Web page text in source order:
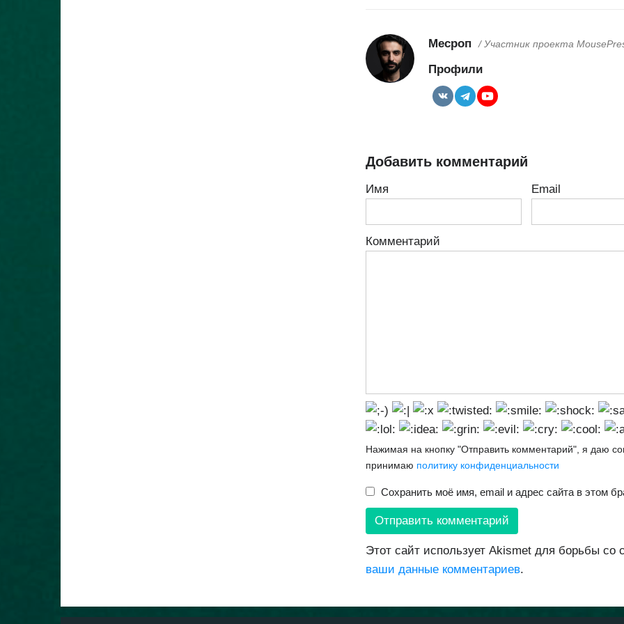
Месроп / Участник проекта
Профили
Добавить комментарий
Имя Email
Комментарий
Нажимая на кнопку "Отправить комментарий", я даю
принимаю политику конфиденциальности
Сохранить моё имя, email и адрес сайта в этом
Этот сайт использует Akismet для борьбы
ваши данные комментариев.